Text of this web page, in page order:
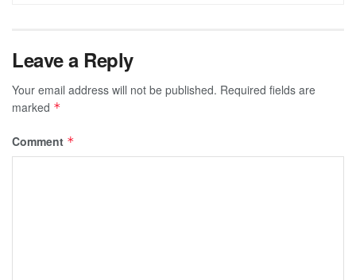
Leave a Reply
Your email address will not be published. Required fields are
marked *
Comment *